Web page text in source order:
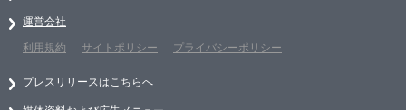
運営会社
利用規約
サイトポリシー プライバシーポリシー
プレスリリースはこちらへ